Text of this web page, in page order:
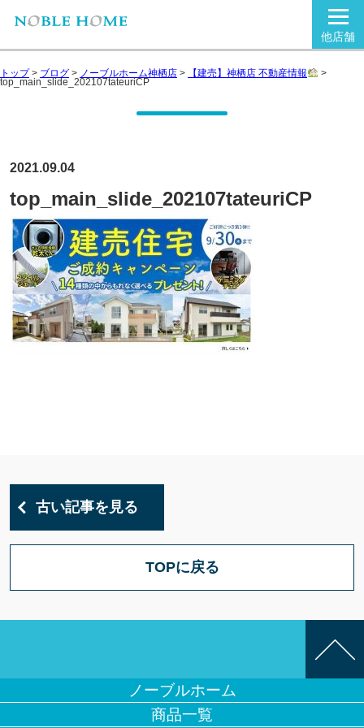
他店舗
トップ> ブログ > ノーブルホーム神栖店 > 【建売】神栖店 不動産情報 >
top_main_slide_202107tateuriCP
2021.09.04
top_main_slide_202107tateuriCP
古い記事を見る
TOPに戻る
ノーブルホーム
商品一覧